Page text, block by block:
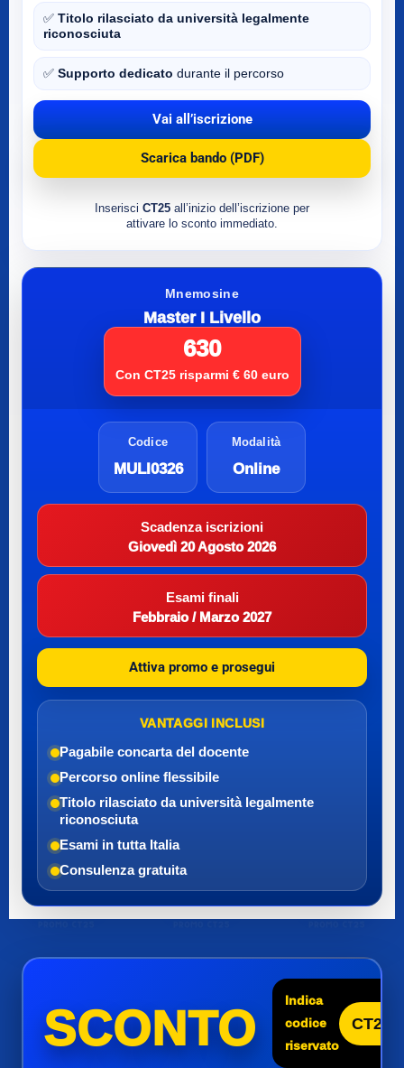
✅ Titolo rilasciato da università legalmente
riconosciuta
✅ Supporto dedicato durante il percorso
Vai all’iscrizione
Scarica bando (PDF)
Inserisci CT25 all’inizio dell’iscrizione per
attivare lo sconto immediato.
Mnemosine
Master I Livello
630
Con CT25 risparmi € 60 euro
Codice
MULI0326
Modalità
Online
Scadenza iscrizioni
Giovedì 20 Agosto 2026
Esami finali
Febbraio / Marzo 2027
Attiva promo e prosegui
VANTAGGI INCLUSI
Pagabile concarta del docente
Percorso online flessibile
Titolo rilasciato da università legalmente
riconosciuta
Esami in tutta Italia
Consulenza gratuita
SCONTO
Indica
codice
riservato
CT25